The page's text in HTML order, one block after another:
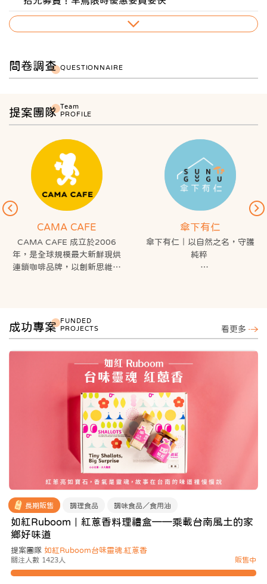
問卷調查QUESTIONNAIRE
提案團隊Team
PROFILE
CAMA CAFE
CAMA CAFE 成立於2006
年，是全球規模最大新鮮現烘
連鎖咖啡品牌，以創新思維形
店內演繹整個「Bean to
Cup」過程，從手工挑豆、新
節，讓顧客享用一杯五感體驗
的好咖啡，將新鮮現烘文化推
向全世界！
傘下有仁
傘下有仁｜以自然之名，守護
純粹
願每一片葉子、每一粒種子，
從菇類批發起家，我們聆聽萬
物的呢喃，堅持用愛與自然共
生，讓稻穗搖曳、茶園熟成，
讓蜻蜓歸鄉，見證這片土地的
「傘下有仁」不僅是一個品
牌，更是守護這片土地的保護
傘，願每一口柴米油鹽醬醋
茶，都寫下最美的生態詩篇。
成功專案FUNDED
PROJECTS
看更多
長期販售 調理食品 調味食品／食用油
如紅Ruboom｜紅蔥香料理禮盒——乘載台南風土的家
鄉好味道
提案團隊 如紅Ruboom台味靈魂.紅蔥香
關注人數 1423人 販售中